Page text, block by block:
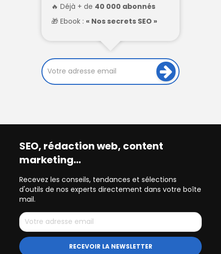
Déjà + de 40 000 abonnés
Ebook : « Nos secrets SEO »
SEO, rédaction web, content
marketing…
Recevez les conseils, tendances et sélections
d'outils de nos experts directement dans votre boîte
mail.